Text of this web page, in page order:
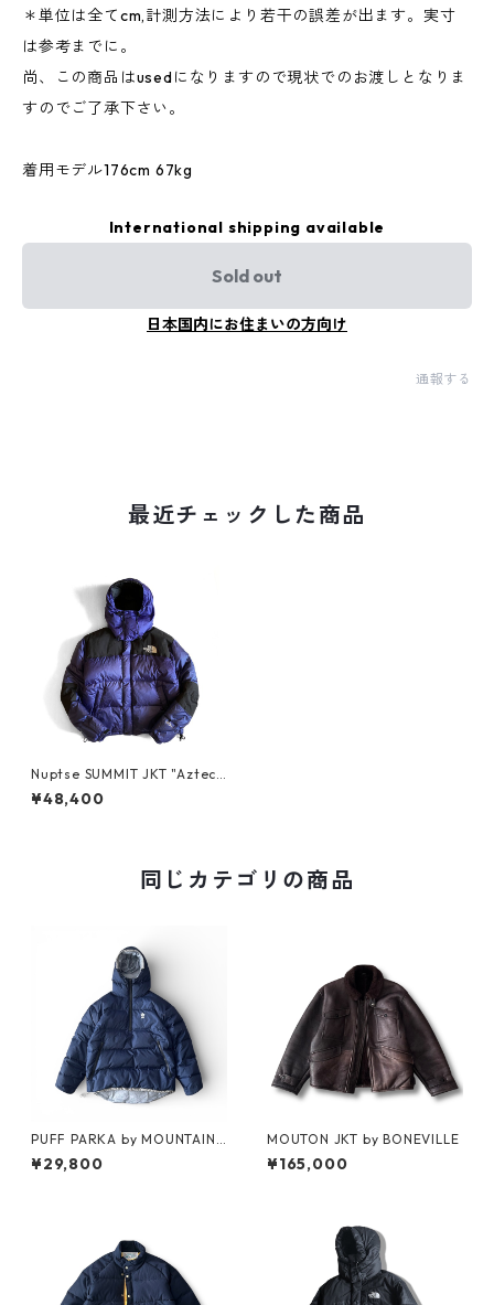
＊単位は全てcm,計測方法により若干の誤差が出ます。実寸
は参考までに。
尚、この商品はusedになりますので現状でのお渡しとなりま
すのでご了承下さい。
着用モデル176cm 67kg
International shipping available
Sold out
日本国内にお住まいの方向け
通報する
最近チェックした商品
Nuptse SUMMIT JKT "Aztec"
by THE NORTH FACE
¥48,400
同じカテゴリの商品
PUFF PARKA by MOUNTAIN
RESEARCH
¥29,800
MOUTON JKT by BONEVILLE
¥165,000